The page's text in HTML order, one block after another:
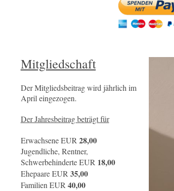
Mitgliedschaft
Der Mitgliedsbeitrag wird jährlich im
April eingezogen.
Der Jahresbeitrag beträgt für
Erwachsene EUR 28,00
Jugendliche, Rentner,
Schwerbehinderte EUR 18,00
Ehepaare EUR 35,00
Familien EUR 40,00